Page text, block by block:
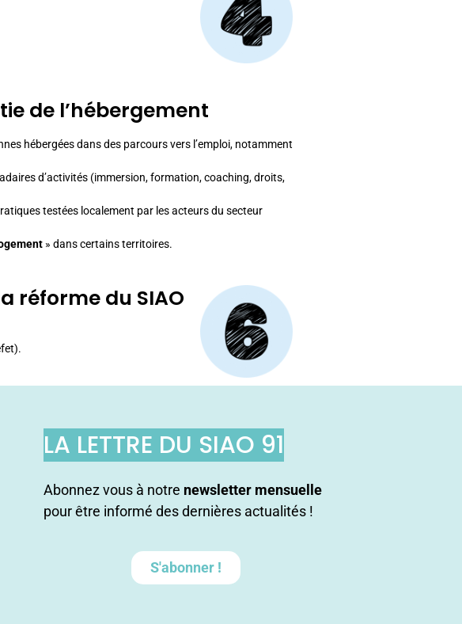
de l’hébergement
hébergées dans des parcours vers l’emploi, notamment
d’activités (immersion, formation, coaching, droits,
testées localement par les acteurs du secteur
» dans certains territoires.
réforme du SIAO
LA LETTRE DU SIAO 91
Abonnez vous à notre newsletter mensuelle
pour être informé des dernières actualités !
S'abonner !